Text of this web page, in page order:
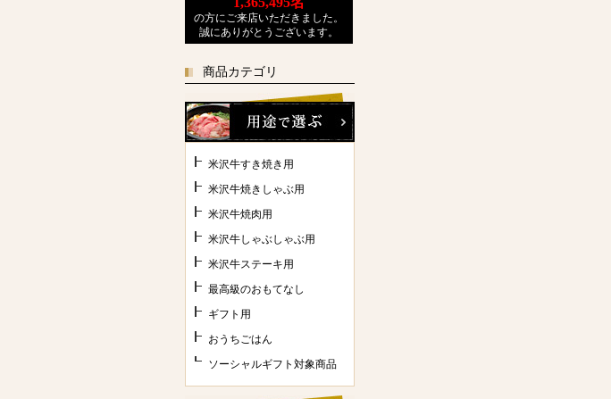
の方にご来店いただきました。
誠にありがとうございます。
商品カテゴリ
米沢牛すき焼き用
米沢牛焼きしゃぶ用
米沢牛焼肉用
米沢牛しゃぶしゃぶ用
米沢牛ステーキ用
最高級のおもてなし
ギフト用
おうちごはん
ソーシャルギフト対象商品